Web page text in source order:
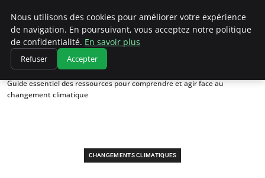
Climatedebtagents
Accueil
Changements climatiques
Guide essentiel des ressources pour comprendre et agir face au
changement climatique
CHANGEMENTS CLIMATIQUES
Nous utilisons des cookies pour améliorer votre expérience
de navigation. En poursuivant, vous acceptez notre politique
de confidentialité. En savoir plus
Refuser Accepter